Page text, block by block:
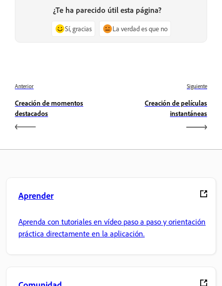
¿Te ha parecido útil esta página?
Sí, gracias La verdad es que no
Anterior
Creación de momentos
destacados
Siguiente
Creación de películas
instantáneas
Aprender
Aprenda con tutoriales en vídeo paso a paso y orientación
práctica directamente en la aplicación.